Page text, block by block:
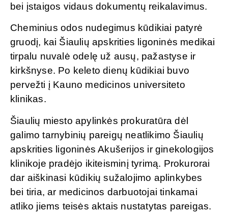
bei įstaigos vidaus dokumentų reikalavimus.
Cheminius odos nudegimus kūdikiai patyrė
gruodį, kai Šiaulių apskrities ligoninės medikai
tirpalu nuvalė odelę už ausų, pažastyse ir
kirkšnyse. Po keleto dienų kūdikiai buvo
pervežti į Kauno medicinos universiteto
klinikas.
Šiaulių miesto apylinkės prokuratūra dėl
galimo tarnybinių pareigų neatlikimo Šiaulių
apskrities ligoninės Akušerijos ir ginekologijos
klinikoje pradėjo ikiteisminį tyrimą. Prokurorai
dar aiškinasi kūdikių sužalojimo aplinkybes
bei tiria, ar medicinos darbuotojai tinkamai
atliko jiems teisės aktais nustatytas pareigas.